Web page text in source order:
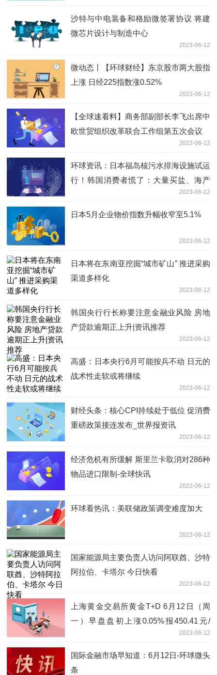
沙特与中电装备和格励微签署协议 将建
微芯片设计与制造中心
2023-06-12
微动态丨【环球财经】东京股市两大股指
上涨 日经225指数涨0.52%
2023-06-12
【全球速看料】商务部副部长李飞出席中
欧世贸组织改革联合工作组第五次会议
2023-06-12
环球资讯：日本福岛核污水排海设施试运
行！韩国消费者慌了：大量买盐、海产
2023-06-12
日本5月企业物价指数升幅收窄至5.1%
2023-06-12
日本将在东南亚挖掘“城市矿山” 推进采购
渠道多样化
2023-06-12
韩国央行行长称要注意金融业风险 房地
产贷款逾期正上升|资讯推荐
2023-06-12
高盛：日本央行6月可能按兵不动 日元的
战术性走软或将继续
2023-06-12
财经头条：核心CPI持续处于低位 促消费
重磅政策接连发布_世界报资讯
2023-06-12
经济危机有所缓解 斯里兰卡取消对286种
物品进口限制-全球快讯
2023-06-12
环球看热讯：美联储政策调变难度加大
2023-06-12
国家能源局主要负责人访问阿联酋、沙特
阿拉伯、卡塔尔 今日快看
2023-06-12
上海黄金交易所黄金T+D 6月12日（周
一）早盘盘初上涨0.05%报450.41元/
克， 白银T+D 上涨0.44%报5,666.0元/千
克_播资讯
2023-06-12
国际金融市场早知道：6月12日-环球微头
条